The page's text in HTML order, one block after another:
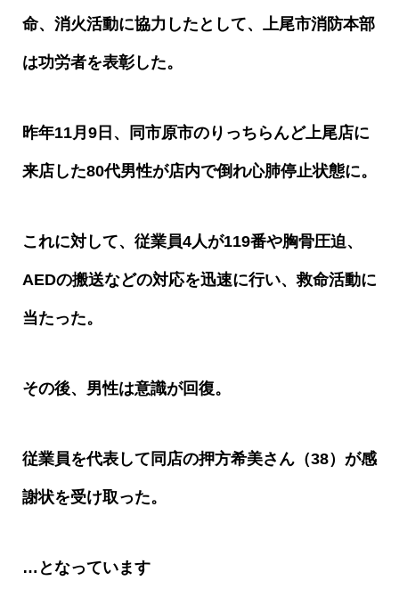
命、消火活動に協力したとして、上尾市消防本部
は功労者を表彰した。
昨年11月 9日、同市原市のりっちらんど上尾店に
来店した80代男性が店内で倒れ心肺停止状態に。
これに対して、従業員4人が119番や胸骨圧迫、
AEDの搬送などの対応を迅速に行い、救命活動に
当たった。
その後、男性は意識が回復。
従業員を代表して同店の押方希美さん（38）が感
謝状を受け取った。
…となっています